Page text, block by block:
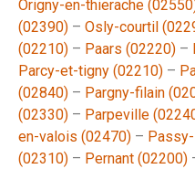
Origny-en-thierache
(02390) – Osly-courtil
(02210) – Paars (02220) –
Parcy-et-tigny (02210) –
(02840) – Pargny-filain
(02330) – Parpeville
en-valois (02470) –
(02310) – Pernant (02200)